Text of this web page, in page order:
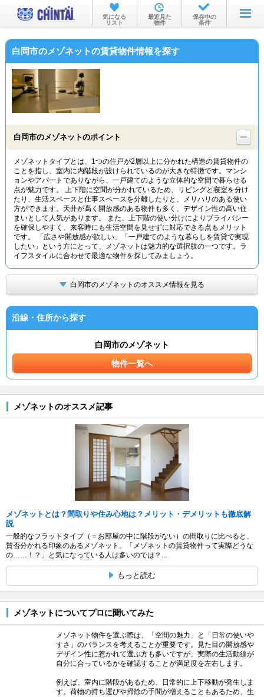
お部屋を探す
沿線・駅から
物件特集から
TOP
気になる
リスト
最近見た
物件
保存中の
条件
白岡市のメゾネットの賃貸物件情報を探す
白岡市のメゾネットのポイント
メゾネットタイプとは、1つの住戸が2層以上に分かれた構造の賃貸物件の
ことを指し、室内に内階段が設けられているのが大きな特徴です。マンシ
ョンやアパートでありながら、一戸建てのような立体的な空間で暮らせる
点が魅力です。 上下階に空間が分かれているため、リビングと寝室を分け
たり、生活スペースと仕事スペースを分離したりと、メリハリのある使い
方ができます。天井が高く開放感のある物件も多く、デザイン性の高い住
まいとして人気があります。 また、上下階の使い分けによりプライバシー
を確保しやすく、来客時にも生活空間を見せずに対応できる点もメリット
です。 「広さや開放感が欲しい」「一戸建てのような暮らしを賃貸で実現
したい」という方にとって、メゾネットは魅力的な選択肢の一つです。ラ
イフスタイルに合わせて最適な物件を探してみましょう。
白岡市のメゾネットのオススメ情報を見る
沿線・住所から探す
白岡市のメゾネット
物件一覧へ
メゾネットのオススメ記事
メゾネットとは？間取りや住み心地は？メリット・デメリットも徹底解
説
一般的なフラットタイプ（＝お部屋の中に階段がない）の間取りに比べると、
賛否分かれる印象のあるメゾネット。「メゾネットの賃貸物件って実際どうな
の……！？」と気になっている人は多いのでは？...
もっと読む
メゾネットについてプロに聞いてみた
メゾネット物件を選ぶ際は、「空間の魅力」と「日常の使いや
すさ」のバランスを考えることが重要です。見た目の開放感や
デザイン性に惹かれて選ぶ方も多いですが、実際の生活動線が
自分に合っているかを確認することが満足度を左右します。
例えば、室内に階段があるため、日常的に上下移動が発生しま
す。荷物の持ち運びや掃除の手間が増えることもあるため、生